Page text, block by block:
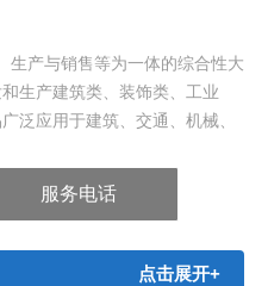
生产与销售等为一体的综合性大
生产建筑类、装饰类、工业
泛应用于建筑、交通、机械、
服务电话
点击展开+